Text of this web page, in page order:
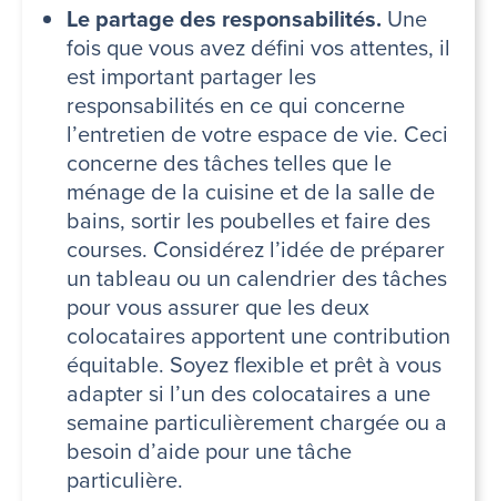
Le partage des responsabilités. Une
fois que vous avez défini vos attentes, il
est important partager les
responsabilités en ce qui concerne
l’entretien de votre espace de vie. Ceci
concerne des tâches telles que le
ménage de la cuisine et de la salle de
bains, sortir les poubelles et faire des
courses. Considérez l’idée de préparer
un tableau ou un calendrier des tâches
pour vous assurer que les deux
colocataires apportent une contribution
équitable. Soyez flexible et prêt à vous
adapter si l’un des colocataires a une
semaine particulièrement chargée ou a
besoin d’aide pour une tâche
particulière.